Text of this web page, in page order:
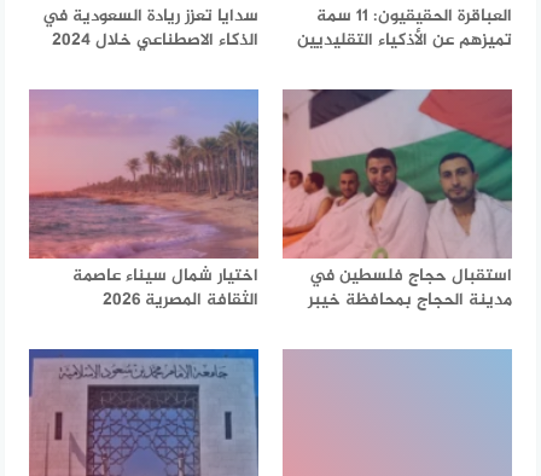
العباقرة الحقيقيون: 11 سمة
تميزهم عن الأذكياء التقليديين
سدايا تعزز ريادة السعودية في
الذكاء الاصطناعي خلال 2024
استقبال حجاج فلسطين في
مدينة الحجاج بمحافظة خيبر
اختيار شمال سيناء عاصمة
الثقافة المصرية 2026